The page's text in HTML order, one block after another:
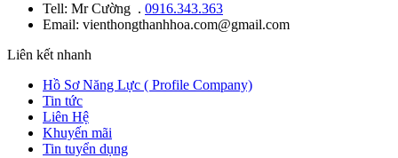
Tell: Mr Cường . 0916.343.363
Email: vienthongthanhhoa.com@gmail.com
Liên kết nhanh
Hồ Sơ Năng Lực ( Profile Company)
Tin tức
Liên Hệ
Khuyến mãi
Tin tuyển dụng